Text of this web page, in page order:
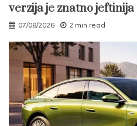
verzija je znatno jeftinija
07/08/2026 2 min read